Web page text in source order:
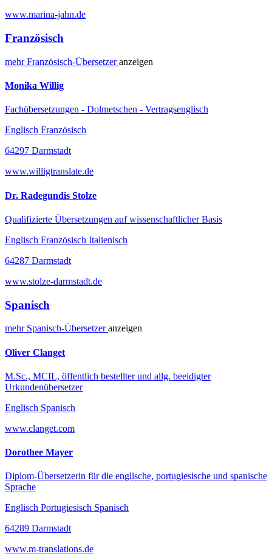
www.marina-jahn.de
Französisch
mehrFranzösisch-Übersetzeranzeigen
Monika Willig
Fachübersetzungen - Dolmetschen - Vertragsenglisch
Englisch Französisch
64297 Darmstadt
www.willigtranslate.de
Dr. Radegundis Stolze
Qualifizierte Übersetzungen auf wissenschaftlicher Basis
Englisch Französisch Italienisch
64287 Darmstadt
www.stolze-darmstadt.de
Spanisch
mehr Spanisch-Übersetzeranzeigen
Oliver Clanget
M.Sc., MCIL, öffentlich bestellter und allg. beeidigter
Urkundenübersetzer
Englisch Spanisch
www.clanget.com
Dorothee Mayer
Diplom-Übersetzerin für die englische, portugiesische und spanische
Sprache
Englisch Portugiesisch Spanisch
64289 Darmstadt
www.m-translations.de